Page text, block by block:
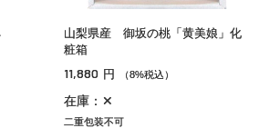
山梨県産 御坂の桃「黄美娘」化
粧箱
11,880 円 （8%税込）
在庫：✕
二重包装不可